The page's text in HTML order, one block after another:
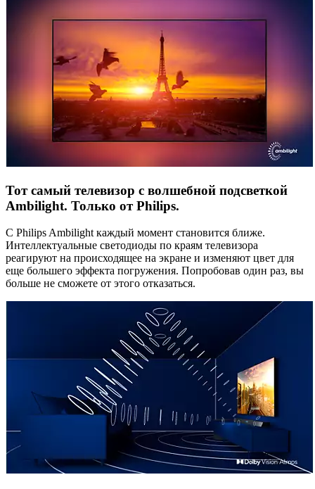
Тот самый телевизор с волшебной подсветкой
Ambilight. Только от Philips.
С Philips Ambilight каждый момент становится ближе.
Интеллектуальные светодиоды по краям телевизора
реагируют на происходящее на экране и изменяют цвет для
еще большего эффекта погружения. Попробовав один раз, вы
больше не сможете от этого отказаться.